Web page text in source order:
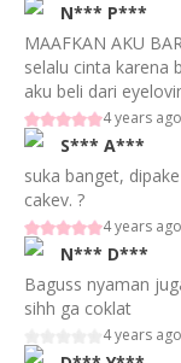
N*** P***
MAAFKAN AKU
selalu cinta karena
aku beli dari eyelovin
warna coklat dari
aku krn warna
daily krn dgn
kebiasaannya
NYAMANNNN bgt
ganjel. terus
mata. ringan juga,
bahkan saking
of Eyelovin
POOOLLL🤩🤩❤️ tambahan: kayaknya aku make eyelovin ini
udah sejak aku
4 years ago
S*** A***
suka banget,
cakev. ?
4 years ago
N*** D***
Baguss nyaman
sihh ga coklat
4 years ago